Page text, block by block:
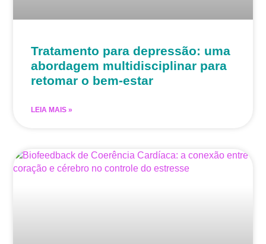
Tratamento para depressão: uma
abordagem multidisciplinar para
retomar o bem-estar
LEIA MAIS »